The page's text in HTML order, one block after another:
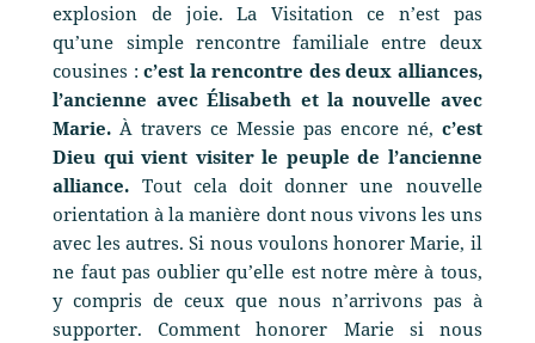
explosion de joie. La Visitation ce n’est pas
qu’une simple rencontre familiale entre deux
cousines : c’est la rencontre des deux alliances,
l’ancienne avec Élisabeth et la nouvelle avec
Marie. À travers ce Messie pas encore né, c’est
Dieu qui vient visiter le peuple de l’ancienne
alliance. Tout cela doit donner une nouvelle
orientation à la manière dont nous vivons les uns
avec les autres. Si nous voulons honorer Marie, il
ne faut pas oublier qu’elle est notre mère à tous,
y compris de ceux que nous n’arrivons pas à
supporter. Comment honorer Marie si nous